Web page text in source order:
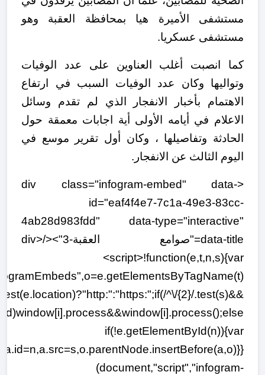
مستشفى الأميرة هيا بمحافظة العقبة وهو
مستشفى عسكريا.
كما انصبت أغلب العناوين على عدد الوفيات
وتواليها وكان عدد الوفيات السبب في ارتفاع
الاهتمام بأخبار الانفجار الذي لم تقدم وسائل
الاعلام في أيامه الأولى أية اجابات معمقة حول
الحادثة وتفاصيلها ، وكان أول تقرير موسع في
اليوم الثالث عن الانفجار.
<div class="infogram-embed" data-
id="eaf4f4e7-7c1a-49e3-83cc-
4ab28d983fdd" data-type="interactive"
data-title="صوامع العقبة-3"></div>
<script>!function(e,t,n,s){var
^\/{2}/.test(s)&&
if(!e.getElementById(n)){var
(document,"script","infogram-